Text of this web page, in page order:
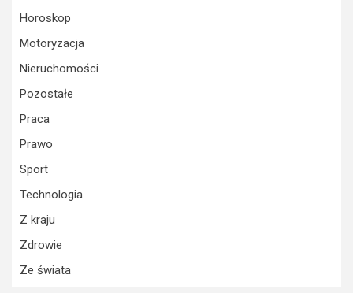
Horoskop
Motoryzacja
Nieruchomości
Pozostałe
Praca
Prawo
Sport
Technologia
Z kraju
Zdrowie
Ze świata